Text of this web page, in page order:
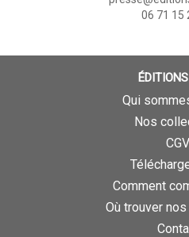
06 71 15
Qui
Nos
CGV
Comment
Où trouver